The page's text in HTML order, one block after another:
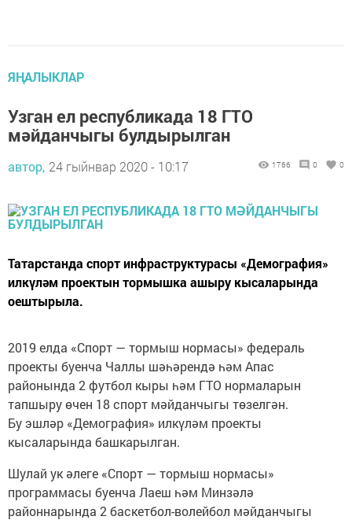
ЯҢАЛЫКЛАР
Узган ел республикада 18 ГТО
мәйданчыгы булдырылган
автор, 24 гыйнвар 2020 - 10:17 1766 0 0
Татарстанда спорт инфраструктурасы «Демография»
илкүләм проектын тормышка ашыру кысаларында
оештырыла.
2019 елда «Спорт — тормыш нормасы» федераль
проекты буенча Чаллы шәһәрендә һәм Апас
районында 2 футбол кыры һәм ГТО нормаларын
тапшыру өчен 18 спорт мәйданчыгы төзелгән.
Бу эшләр «Демография» илкүләм проекты
кысаларында башкарылган.
Шулай ук әлеге «Спорт — тормыш нормасы»
программасы буенча Лаеш һәм Минзәлә
районнарында 2 баскетбол-волейбол мәйданчыгы